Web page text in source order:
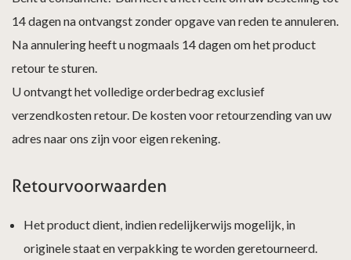
14 dagen na ontvangst zonder opgave van reden te annuleren.
Na annulering heeft u nogmaals 14 dagen om het product
retour te sturen.
U ontvangt het volledige orderbedrag exclusief
verzendkosten retour. De kosten voor retourzending van uw
adres naar ons zijn voor eigen rekening.
Retourvoorwaarden
Het product dient, indien redelijkerwijs mogelijk, in
originele staat en verpakking te worden geretourneerd.